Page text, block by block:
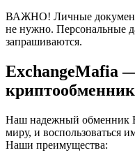
ВАЖНО! Личные
не нужно. Персональные
запрашиваются.
ExchangeMafia
Наш надежный обменник
миру, и воспользоваться
Наши преимущества: